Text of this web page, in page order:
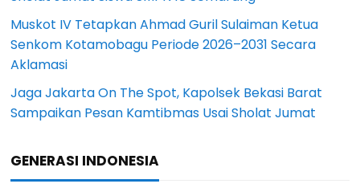
Muskot IV Tetapkan Ahmad Guril Sulaiman Ketua
Senkom Kotamobagu Periode 2026–2031 Secara
Aklamasi
Jaga Jakarta On The Spot, Kapolsek Bekasi Barat
Sampaikan Pesan Kamtibmas Usai Sholat Jumat
GENERASI INDONESIA